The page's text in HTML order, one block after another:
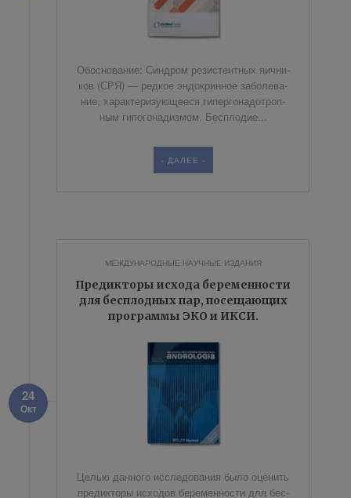
Обос­но­ва­ние: Син­дром ре­зи­стент­ных яич­ни­
ков (СРЯ) — ред­кое эн­до­крин­ное за­боле­ва­
ние, ха­рак­те­ри­зу­ю­ще­е­ся ги­пер­го­на­до­троп­
ным ги­по­го­на­диз­мом. Бес­пло­дие...
- ДАЛЕЕ -
МЕЖДУНАРОДНЫЕ НАУЧНЫЕ ИЗДАНИЯ
Предикторы исхода беременности
для бесплодных пар, посещающих
программы ЭКО и ИКСИ.
24
Окт
Це­лью дан­но­го ис­сле­до­ва­ния было оце­нить
пре­дик­то­ры ис­хо­дов бе­ре­мен­но­сти для бес­